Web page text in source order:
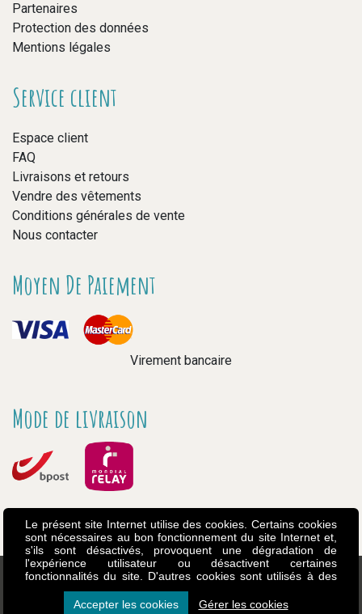
Partenaires
Protection des données
Mentions légales
Service client
Espace client
FAQ
Livraisons et retours
Vendre des vêtements
Conditions générales de vente
Nous contacter
Moyen De Paiement
Virement bancaire
Mode de livraison
Copyright - Touptibou - 2026 Made by Art’East
Le présent site Internet utilise des cookies. Certains cookies
sont nécessaires au bon fonctionnement du site Internet et,
s'ils sont désactivés, provoquent une dégradation de
l'expérience utilisateur ou désactivent certaines
fonctionnalités du site. D'autres cookies sont utilisés à des
fins d'analyse ou de marketing. Les cookies nous permettent
de personnaliser le contenu et les annonces, d'offrir des
Accepter les cookies Gérer les cookies